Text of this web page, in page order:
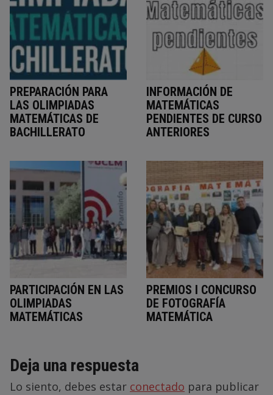
PREPARACIÓN PARA
LAS OLIMPIADAS
MATEMÁTICAS DE
BACHILLERATO
INFORMACIÓN DE
MATEMÁTICAS
PENDIENTES DE CURSO
ANTERIORES
PARTICIPACIÓN EN LAS
OLIMPIADAS
MATEMÁTICAS
PREMIOS I CONCURSO
DE FOTOGRAFÍA
MATEMÁTICA
Deja una respuesta
Lo siento, debes estar conectado para publicar